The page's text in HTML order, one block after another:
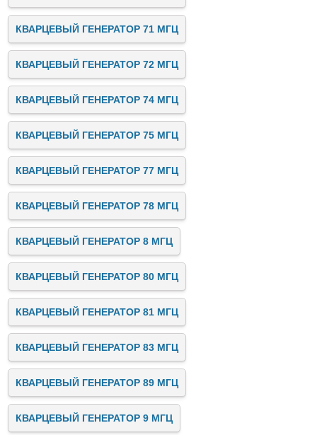
КВАРЦЕВЫЙ ГЕНЕРАТОР 71 МГЦ
КВАРЦЕВЫЙ ГЕНЕРАТОР 72 МГЦ
КВАРЦЕВЫЙ ГЕНЕРАТОР 74 МГЦ
КВАРЦЕВЫЙ ГЕНЕРАТОР 75 МГЦ
КВАРЦЕВЫЙ ГЕНЕРАТОР 77 МГЦ
КВАРЦЕВЫЙ ГЕНЕРАТОР 78 МГЦ
КВАРЦЕВЫЙ ГЕНЕРАТОР 8 МГЦ
КВАРЦЕВЫЙ ГЕНЕРАТОР 80 МГЦ
КВАРЦЕВЫЙ ГЕНЕРАТОР 81 МГЦ
КВАРЦЕВЫЙ ГЕНЕРАТОР 83 МГЦ
КВАРЦЕВЫЙ ГЕНЕРАТОР 89 МГЦ
КВАРЦЕВЫЙ ГЕНЕРАТОР 9 МГЦ